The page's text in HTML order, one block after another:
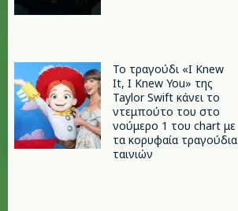
Το τραγούδι «I Knew
It, I Knew You» της
Taylor Swift κάνει το
ντεμπούτο του στο
νούμερο 1 του chart με
τα κορυφαία τραγούδια
ταινιών